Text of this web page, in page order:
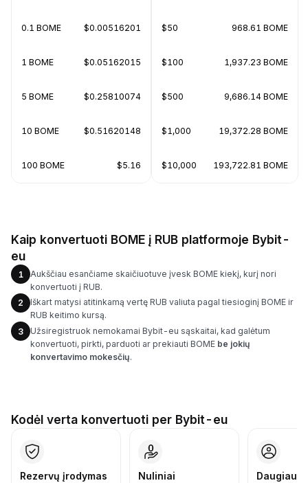
0.1 BOME $0.00516201
1 BOME $0.05162015
5 BOME $0.25810074
10 BOME $0.51620148
100 BOME $5.16
$50 968.61 BOME
$100 1,937.23 BOME
$500 9,686.14 BOME
$1,000 19,372.28 BOME
$10,000 193,722.81 BOME
Kaip konvertuoti BOME į RUB platformoje Bybit-
eu
1
Aukščiau esančiame skaičiuotuve įvesk BOME kiekį, kurį nori
konvertuoti į RUB.
2
Iškart matysi atitinkamą vertę RUB valiuta pagal tiesioginį BOME ir
RUB keitimo kursą.
3
Užsiregistruok nemokamai Bybit-eu sąskaitai, kad galėtum
konvertuoti, pirkti, parduoti ar prekiauti BOME be jokių
konvertavimo mokesčių.
Kodėl verta konvertuoti per Bybit-eu
Rezervų įrodymas
Nuliniai
Daugiau